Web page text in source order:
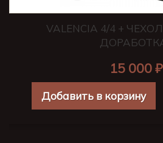
VALENCIA 4/4 +
15 000 ₽
Добавить в корзину